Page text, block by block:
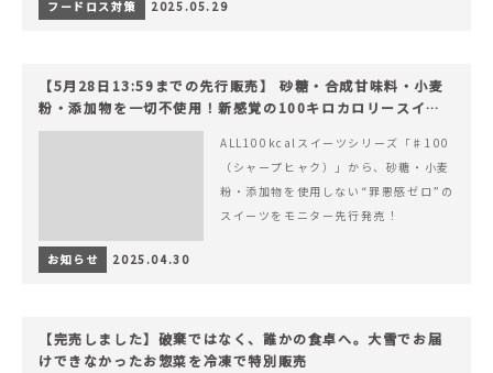
フードロス対策 2025.05.29
【5月28日13:59までの先行販売】 砂糖・合成甘味料・小麦
粉・添加物を一切不使用！新感覚の100キロカロリースイー
ツでヘルシーライフを。
ALL100kcalスイーツシリーズ「♯100
（シャープヒャク）」から、砂糖・小麦
粉・添加物を使用しない“罪悪感ゼロ”の
スイーツをモニター先行発売！
お知らせ 2025.04.30
【完売しました】破棄ではなく、誰かの食卓へ。大雪でお届
けできなかったお惣菜を冷凍で特別販売